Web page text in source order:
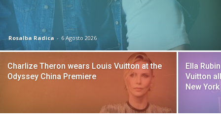
Rosalba Radica - 6 Agosto 2026
Charlize Theron wears Louis Vuitton at the
Odyssey China Premiere
Ella
Vuitton
New